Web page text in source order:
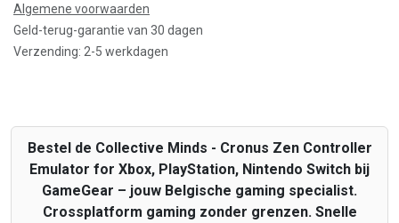
Algemene voorwaarden
Geld-terug-garantie van 30 dagen
Verzending: 2-5 werkdagen
Bestel de Collective Minds - Cronus Zen Controller
Emulator for Xbox, PlayStation, Nintendo Switch bij
GameGear – jouw Belgische gaming specialist.
Crossplatform gaming zonder grenzen. Snelle